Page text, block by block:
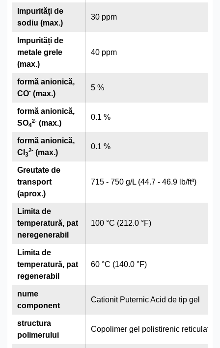
30 ppm
40 ppm
5 %
0.1 %
0.1 %
715 - 750 g/L (44.7 - 46.9 lb/ft³)
100 °C (212.0 °F)
60 °C (140.0 °F)
Cationit Puternic Acid de tip gel
Copolimer gel polistirenic reticulat
Impurități de
sodiu (max.)
Impurități de
metale grele
(max.)
formă anionică,
CO- (max.)
formă anionică,
SO4
2- (max.)
formă anionică,
CI 3
2- (max.)
Greutate de
transport
(aprox.)
Limita de
temperatură, pat
neregenerabil
Limita de
temperatură, pat
regenerabil
nume
component
structura
polimerului